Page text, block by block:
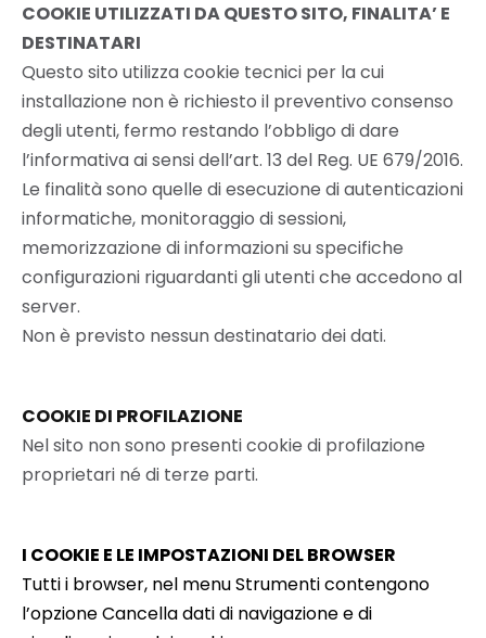
COOKIE UTILIZZATI DA QUESTO SITO, FINALITA’ E
DESTINATARI
Questo sito utilizza cookie tecnici per la cui
installazione non è richiesto il preventivo consenso
degli utenti, fermo restando l’obbligo di dare
l’informativa ai sensi dell’art. 13 del Reg. UE 679/2016.
Le finalità sono quelle di esecuzione di autenticazioni
informatiche, monitoraggio di sessioni,
memorizzazione di informazioni su specifiche
configurazioni riguardanti gli utenti che accedono al
server.
Non è previsto nessun destinatario dei dati.
COOKIE DI PROFILAZIONE
Nel sito non sono presenti cookie di profilazione
proprietari né di terze parti.
I COOKIE E LE IMPOSTAZIONI DEL BROWSER
Tutti i browser, nel menu Strumenti contengono
l’opzione Cancella dati di navigazione e di